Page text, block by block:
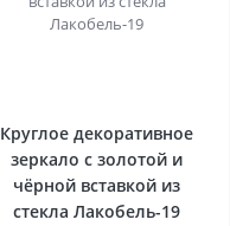
Круглое декоративное
зеркало с золотой и
чёрной вставкой из
стекла Лакобель-19